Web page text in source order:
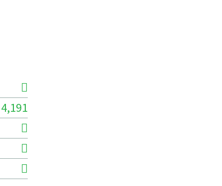
4,191